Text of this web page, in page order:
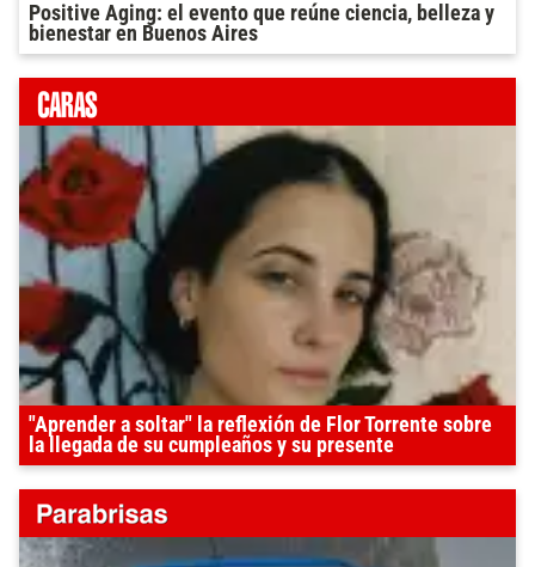
Positive Aging: el evento que reúne ciencia, belleza y
bienestar en Buenos Aires
"Aprender a soltar" la reflexión de Flor Torrente sobre
la llegada de su cumpleaños y su presente